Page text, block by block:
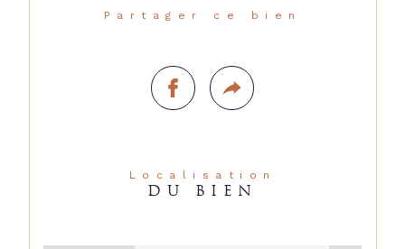
Partager ce bien
Localisation
DU BIEN